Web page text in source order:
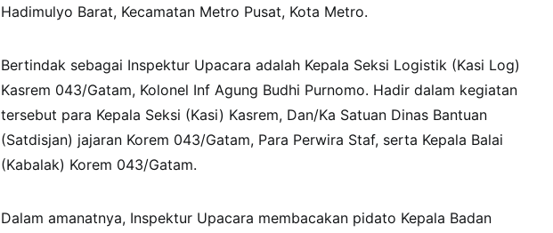
Hadimulyo Barat, Kecamatan Metro Pusat, Kota Metro.
Bertindak sebagai Inspektur Upacara adalah Kepala Seksi Logistik (Kasi Log)
Kasrem 043/Gatam, Kolonel Inf Agung Budhi Purnomo. Hadir dalam kegiatan
tersebut para Kepala Seksi (Kasi) Kasrem, Dan/Ka Satuan Dinas Bantuan
(Satdisjan) jajaran Korem 043/Gatam, Para Perwira Staf, serta Kepala Balai
(Kabalak) Korem 043/Gatam.
Dalam amanatnya, Inspektur Upacara membacakan pidato Kepala Badan